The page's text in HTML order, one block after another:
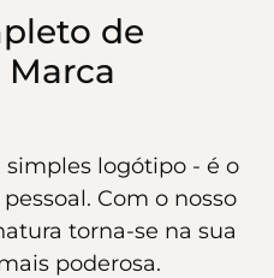
de
logótipo - é o
Com o nosso
torna-se na sua
poderosa.